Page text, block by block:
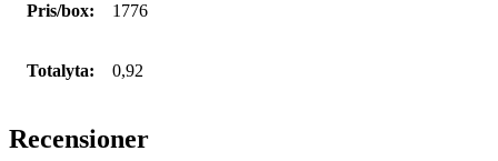
Pris/box: 1776
Totalyta: 0,92
Recensioner